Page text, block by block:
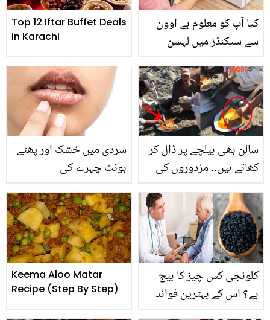
Top 12 Iftar Buffet Deals
in Karachi
کیا آپ کو معلوم ہے اوون
سے سیکنڈز میں لہسن
مائیکرو اوون کے ایسے
خُفیہ راز جن ہو ہر عورت
کی مشکل آسان
سردی میں خشک اور پھٹے
ہونٹ چہرے کی
ہیں ۔۔ جانیئے ہونٹوں کو
نرم و ملائم اور گلابی بنانے
کے 4 گھریلو نسخے
سالن بھی بیلچے پر ڈال کر
کھاتے ہیں۔۔ مزدوروں کی
ساتھ کھانا کھانے کی ویڈیو
نے سب کے دل پگھلا دیے
Keema Aloo Matar
Recipe (Step By Step)
کلونجی کس چیز کا بیج
ہے؟ اس کے بہترین فوائد